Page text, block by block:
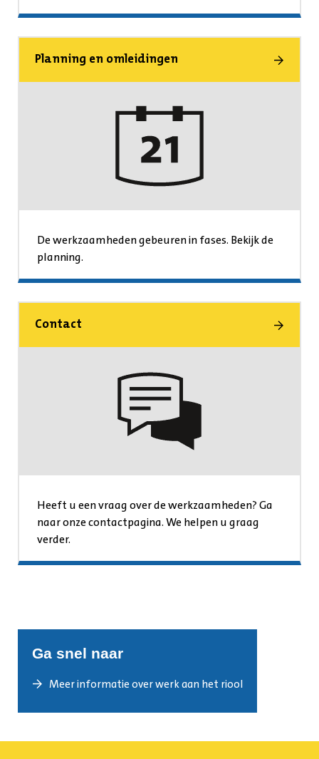
Planning en omleidingen
De werkzaamheden gebeuren in fases. Bekijk de
planning.
Contact
Heeft u een vraag over de werkzaamheden? Ga
naar onze contactpagina. We helpen u graag
verder.
Ga snel naar
Meer informatie over werk aan het riool